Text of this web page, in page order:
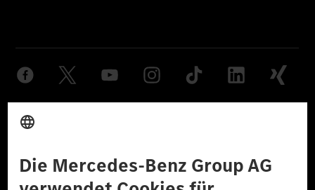
© 2026 Mercedes-Benz Group AG. Alle Rechte vorbehalten.